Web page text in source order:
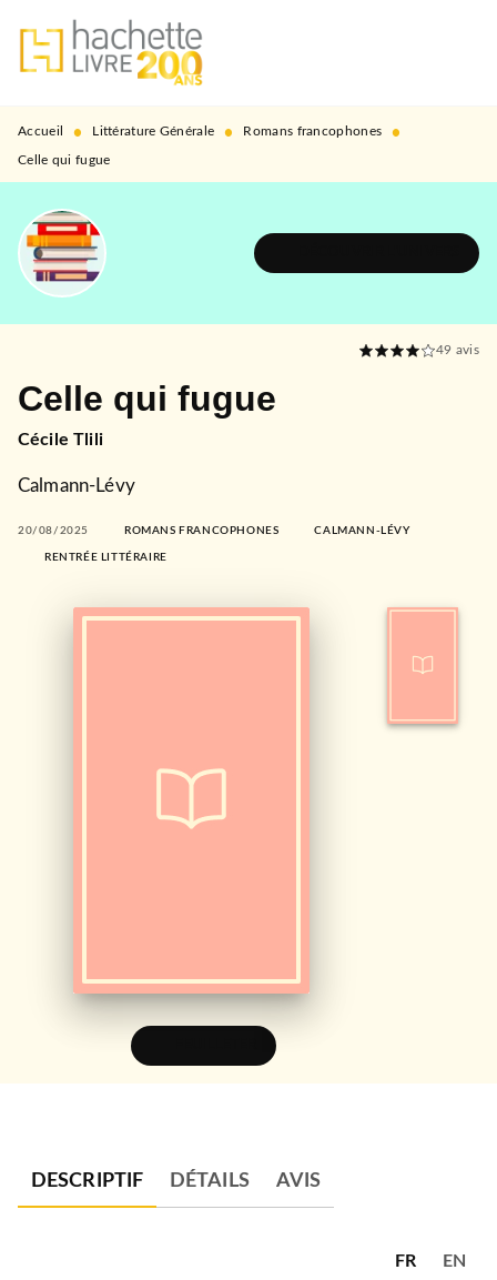
MENU RECHERCHE
PIED DE PAGE
Accueil • Littérature Générale • Romans francophones •
Celle qui fugue
49 avis
Celle qui fugue
Cécile Tlili
Calmann-Lévy
20/08/2025 ROMANS FRANCOPHONES CALMANN-LÉVY
RENTRÉE LITTÉRAIRE
DESCRIPTIF DÉTAILS AVIS
FR EN